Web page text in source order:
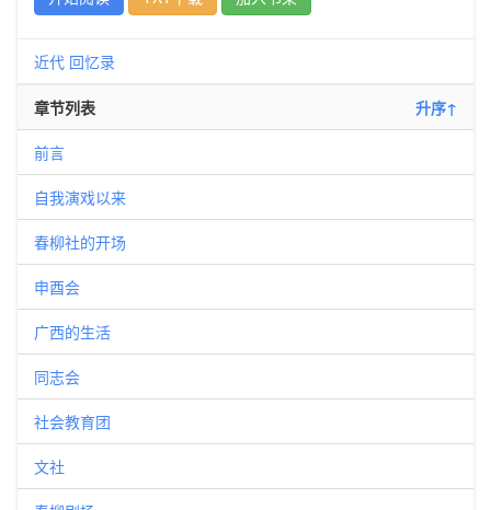
近代 回忆录
章节列表 升序↑
前言
自我演戏以来
春柳社的开场
申酉会
广西的生活
同志会
社会教育团
文社